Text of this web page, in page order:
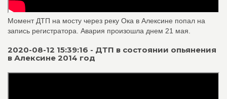
Момент ДТП на мосту через реку Ока в Алексине попал на
запись регистратора. Авария произошла днем 21 мая.
2020-08-12 15:39:16 - ДТП в состоянии опьянения
в Алексине 2014 год